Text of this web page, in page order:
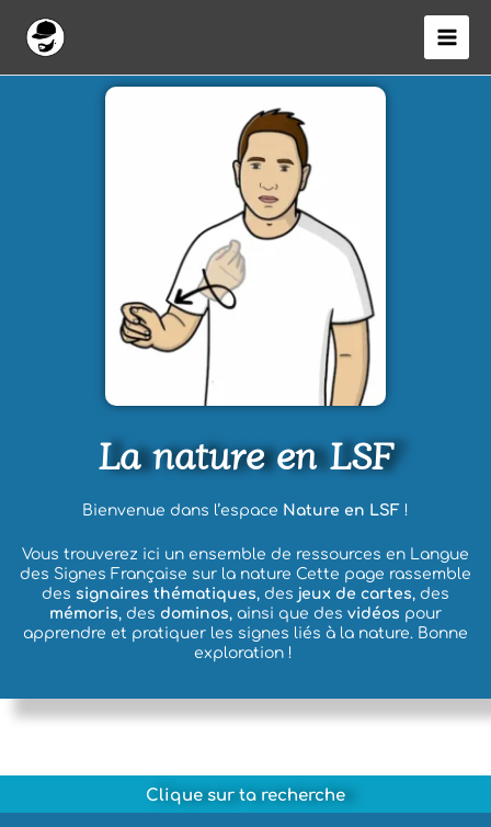
contenu
La nature en LSF
Bienvenue dans l’espace Nature en LSF !
Vous trouverez ici un ensemble de ressources en Langue
des Signes Française sur la nature Cette page rassemble
des signaires thématiques, des jeux de cartes, des
mémoris, des dominos, ainsi que des vidéos pour
apprendre et pratiquer les signes liés à la nature. Bonne
exploration !
Clique sur ta recherche